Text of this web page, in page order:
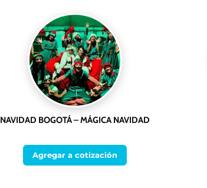
NAVIDAD BOGOTÁ – MÁGICA NAVIDAD
Agregar a cotización